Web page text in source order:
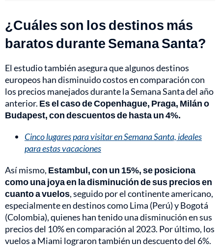
¿Cuáles son los destinos más
baratos durante Semana Santa?
El estudio también asegura que algunos destinos
europeos han disminuido costos en comparación con
los precios manejados durante la Semana Santa del año
anterior. Es el caso de Copenhague, Praga, Milán o
Budapest, con descuentos de hasta un 4%.
Cinco lugares para visitar en Semana Santa, ideales
para estas vacaciones
Así mismo, Estambul, con un 15%, se posiciona
como una joya en la disminución de sus precios en
cuanto a vuelos, seguido por el continente americano,
especialmente en destinos como Lima (Perú) y Bogotá
(Colombia), quienes han tenido una disminución en sus
precios del 10% en comparación al 2023. Por último, los
vuelos a Miami lograron también un descuento del 6%.